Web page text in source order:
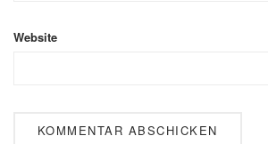
Website